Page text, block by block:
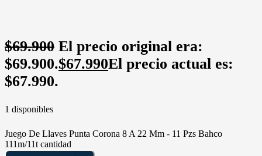
$69.900 El precio original era:
$69.900.$67.990El precio actual es:
$67.990.
1 disponibles
Juego De Llaves Punta Corona 8 A 22 Mm - 11 Pzs Bahco
111m/11t cantidad